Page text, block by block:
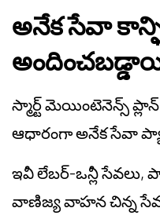
అనేక సేవా
స్మార్ట్ మెయింటెనెన్స్
ఆధారంగా అనేక సేవా
ఇవీ లేబర్-ఒన్లీ సేవలు,
వాణిజ్య వాహన చిన్న